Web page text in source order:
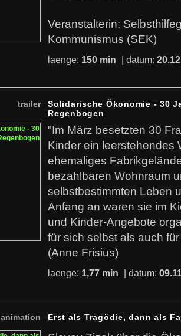
Veranstalterin:
Kommunismus (SEK)
laenge: 150 min | datum:
trailer
Solidarische Ökonomie - 30
Regenbogen
"Im März besetzten 30
Kinder ein leerstehendes
ehemaliges
bezahlbaren Wohnraum
selbstbestimmten Leben
Anfang an waren sie im
und Kinder-Angebote
für sich selbst als auch
(Anne Frisius)
laenge: 1,77 min | datum:
animation Erst als Tragödie, dann als